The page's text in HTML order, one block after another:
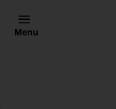
Menu